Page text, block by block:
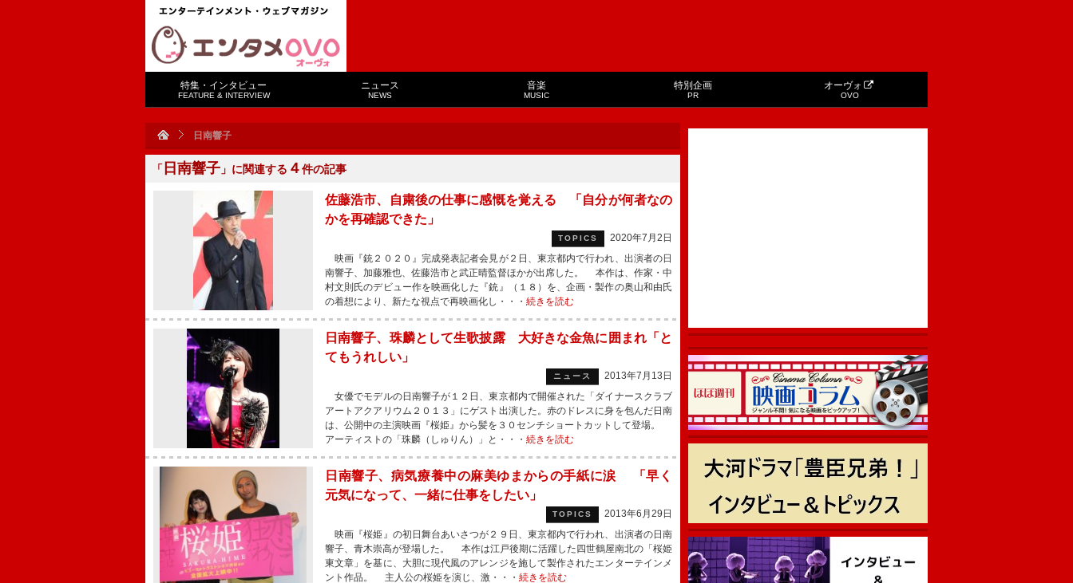
特集・インタビュー
FEATURE & INTERVIEW
ニュース
NEWS
音楽
MUSIC
特別企画
PR
オーヴォ
OVO
日南響子
「 日南響子 」に関連する ４件の記事
佐藤浩市、自粛後の仕事に感慨を覚える 「自分が何者なの
かを再確認できた」
TOPICS
2020年7月2日
映画『銃２０２０』完成発表記者会見が２日、東京都内で行われ、出演者の日
南響子、加藤雅也、佐藤浩市と武正晴監督ほかが出席した。 本作は、作家・中
村文則氏のデビュー作を映画化した『銃』（１８）を、企画・製作の奥山和由氏
の着想により、新たな視点で再映画化し・・・ 続きを読む
日南響子、珠麟として生歌披露 大好きな金魚に囲まれ「と
てもうれしい」
ニュース
2013年7月13日
女優でモデルの日南響子が１２日、東京都内で開催された「ダイナースクラブ
アートアクアリウム２０１３」にゲスト出演した。赤のドレスに身を包んだ日南
は、公開中の主演映画『桜姫』から髪を３０センチショートカットして登場。
アーティストの「珠麟（しゅりん）」と・・・ 続きを読む
日南響子、病気療養中の麻美ゆまからの手紙に涙 「早く
元気になって、一緒に仕事をしたい」
TOPICS
2013年6月29日
映画『桜姫』の初日舞台あいさつが２９日、東京都内で行われ、出演者の日南
響子、青木崇高が登場した。 本作は江戸後期に活躍した四世鶴屋南北の「桜姫
東文章」を基に、大胆に現代風のアレンジを施して製作されたエンターテインメ
ント作品。 主人公の桜姫を演じ、激・・・ 続きを読む